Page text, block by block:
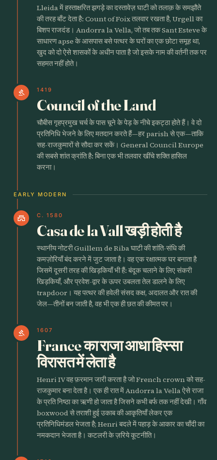
Lleida में हस्ताक्षरित झगड़े का दस्तावेज़ घाटी को तलाक़ के समझौते
की तरह बाँट देता है: Count of Foix तलवार रखता है, Urgell का
बिशप राजदंड। Andorra la Vella, जो तब तक Sant Esteve के
साधारण apse के आसपास बसे पत्थर के घरों का एक छोटा समूह था,
खुद को दो ऐसे शासकों के अधीन पाता है जो इसके नाम की वर्तनी तक पर
सहमत नहीं होते।
gavel 1419
Council of the Land
चौबीस गृहप्रमुख चर्च के पास चूने के पेड़ के नीचे इकट्ठा होते हैं। वे दो
प्रतिनिधि भेजने के लिए मतदान करते हैं—हर parish से एक—ताकि
सह-राजकुमारों से सौदा कर सकें। General Council Europe
की सबसे शांत क्रांति है: बिना एक भी तलवार खींचे शक्ति हासिल
करना।
EARLY MODERN
castle C. 1580
Casa de la Vall खड़ी होती है
स्थानीय नोटरी Guillem de Riba घाटी की शांति-संधि की
कमज़ोरियाँ बंद करने में जुट जाता है। वह एक रक्षात्मक घर बनाता है
जिसमें दूसरी तरह की खिड़कियाँ भी हैं: बंदूक चलाने के लिए संकरी
खिड़कियाँ, और प्रवेश-द्वार के ऊपर उबलता तेल डालने के लिए
trapdoor। यह पत्थर की हवेली संसद कक्ष, अदालत और रात की
जेल—तीनों बन जाती है, वह भी एक ही छत की कीमत पर।
gavel 1607
France का राजा आधा हिस्सा
विरासत में लेता है
Henri IV वह फ़रमान जारी करता है जो French crown को सह-
राजकुमार बना देता है। एक ही रात में Andorra la Vella ऐसे राजा
के प्रति निष्ठा का ऋणी हो जाता है जिसने कभी बर्फ तक नहीं देखी। गाँव
boxwood से तराशी हुई उकाब की आकृतियाँ लेकर एक
प्रतिनिधिमंडल भेजता है; Henri बदले में पहाड़ के आकार का चाँदी का
नमकदान भेजता है। कटलरी के ज़रिये कूटनीति।